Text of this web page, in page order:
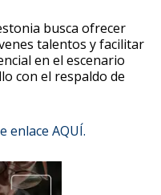
busca ofrecer
talentos y facilitar
en el escenario
con el respaldo de
enlace AQUÍ.